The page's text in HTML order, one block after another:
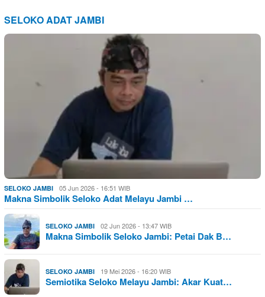
SELOKO ADAT JAMBI
SELOKO JAMBI 05 Jun 2026 - 16:51 WIB
Makna Simbolik Seloko Adat Melayu Jambi …
SELOKO JAMBI 02 Jun 2026 - 13:47 WIB
Makna Simbolik Seloko Jambi: Petai Dak B…
SELOKO JAMBI 19 Mei 2026 - 16:20 WIB
Semiotika Seloko Melayu Jambi: Akar Kuat…